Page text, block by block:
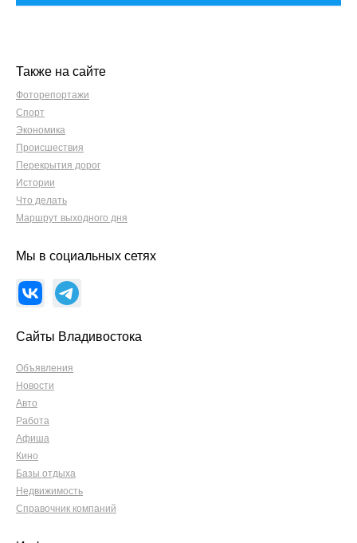
Также на сайте
Фоторепортажи
Спорт
Экономика
Происшествия
Перекрытия дорог
Истории
Что делать
Маршрут выходного дня
Мы в социальных сетях
Сайты Владивостока
Объявления
Новости
Авто
Работа
Афиша
Кино
Базы отдыха
Недвижимость
Справочник компаний